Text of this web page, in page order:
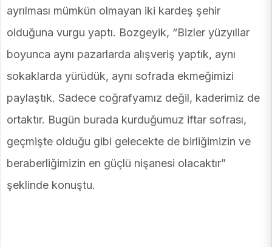
ayrılması mümkün olmayan iki kardeş şehir
olduğuna vurgu yaptı. Bozgeyik, “Bizler yüzyıllar
boyunca aynı pazarlarda alışveriş yaptık, aynı
sokaklarda yürüdük, aynı sofrada ekmeğimizi
paylaştık. Sadece coğrafyamız değil, kaderimiz de
ortaktır. Bugün burada kurduğumuz iftar sofrası,
geçmişte olduğu gibi gelecekte de birliğimizin ve
beraberliğimizin en güçlü nişanesi olacaktır”
şeklinde konuştu.